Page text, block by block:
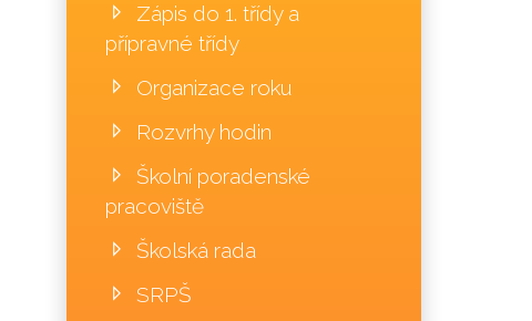
Zápis do 1. třídy a
přípravné třídy
Organizace roku
Rozvrhy hodin
Školní poradenské
pracoviště
Školská rada
SRPŠ